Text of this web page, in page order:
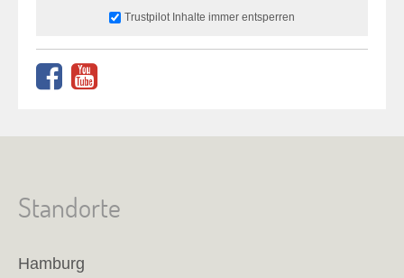
Trustpilot Inhalte immer entsperren
Standorte
Hamburg